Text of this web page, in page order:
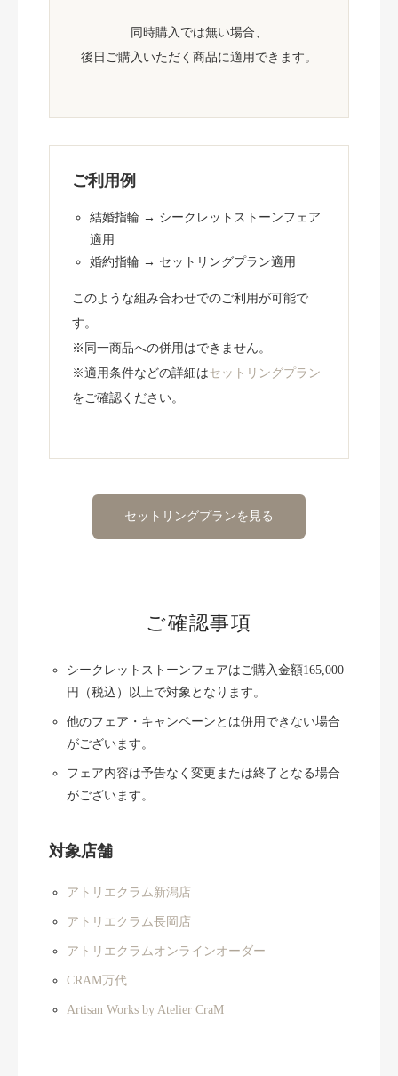
同時購入では無い場合、
後日ご購入いただく商品に適用できます。
ご利用例
結婚指輪 → シークレットストーンフェア
適用
婚約指輪 → セットリングプラン適用
このような組み合わせでのご利用が可能で
す。
※同一商品への併用はできません。
※適用条件などの詳細はセットリングプラン
をご確認ください。
セットリングプランを見る
ご確認事項
シークレットストーンフェアはご購入金額165,000
円（税込）以上で対象となります。
他のフェア・キャンペーンとは併用できない場合
がございます。
フェア内容は予告なく変更または終了となる場合
がございます。
対象店舗
アトリエクラム新潟店
アトリエクラム長岡店
アトリエクラムオンラインオーダー
CRAM万代
Artisan Works by Atelier CraM